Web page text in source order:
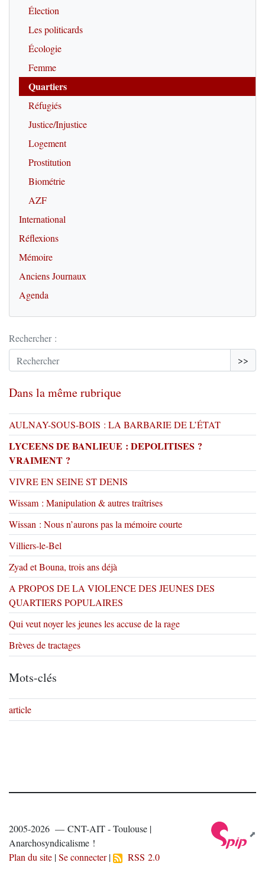
Élection
Les politicards
Écologie
Femme
Quartiers
Réfugiés
Justice/Injustice
Logement
Prostitution
Biométrie
AZF
International
Réflexions
Mémoire
Anciens Journaux
Agenda
Rechercher :
>>
Dans la même rubrique
AULNAY-SOUS-BOIS : LA BARBARIE DE L’ÉTAT
LYCEENS DE BANLIEUE : DEPOLITISES ?
VRAIMENT ?
VIVRE EN SEINE ST DENIS
Wissam : Manipulation & autres traîtrises
Wissan : Nous n’aurons pas la mémoire courte
Villiers-le-Bel
Zyad et Bouna, trois ans déjà
A PROPOS DE LA VIOLENCE DES JEUNES DES
QUARTIERS POPULAIRES
Qui veut noyer les jeunes les accuse de la rage
Brèves de tractages
Mots-clés
article
2005-2026 — CNT-AIT - Toulouse |
Anarchosyndicalisme !
Plan du site |Se connecter| RSS 2.0